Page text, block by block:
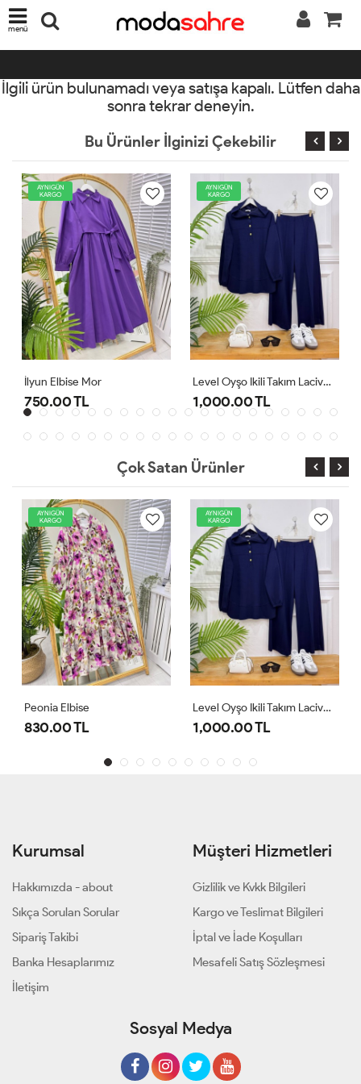
menü
İlgili ürün bulunamadı veya satışa kapalı. Lütfen daha
sonra tekrar deneyin.
Bu Ürünler İlginizi Çekebilir
AYNIGÜN
KARGO
1,000.00 TL
YENİ
AYNIGÜN
KARGO
Şimal Elbise Kırmızı
800.00 TL
Çok Satan Ürünler
AYNIGÜN
KARGO
1,000.00 TL
AYNIGÜN
KARGO
Zeren Elbise Pudra
800.00 TL
Kurumsal
Hakkımızda - about
Sıkça Sorulan Sorular
Sipariş Takibi
Banka Hesaplarımız
İletişim
Müşteri Hizmetleri
Gizlilik ve Kvkk Bilgileri
Kargo ve Teslimat Bilgileri
İptal ve İade Koşulları
Mesafeli Satış Sözleşmesi
Sosyal Medya